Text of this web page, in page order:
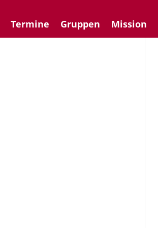
Termine Gruppen Mission